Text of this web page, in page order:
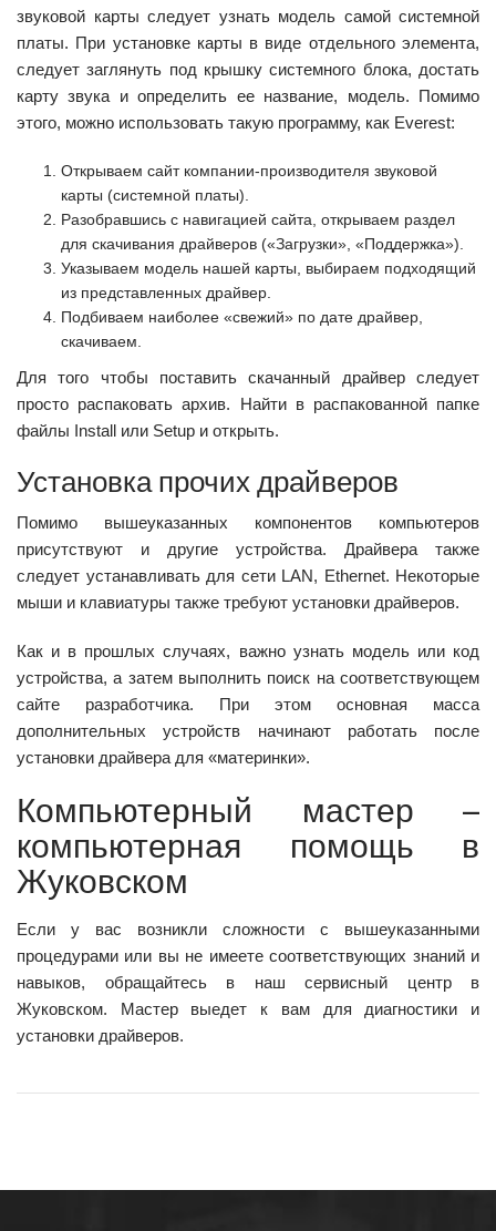
звуковой карты следует узнать модель самой системной
платы. При установке карты в виде отдельного элемента,
следует заглянуть под крышку системного блока, достать
карту звука и определить ее название, модель. Помимо
этого, можно использовать такую программу, как Everest:
Открываем сайт компании-производителя звуковой
карты (системной платы).
Разобравшись с навигацией сайта, открываем раздел
для скачивания драйверов («Загрузки», «Поддержка»).
Указываем модель нашей карты, выбираем подходящий
из представленных драйвер.
Подбиваем наиболее «свежий» по дате драйвер,
скачиваем.
Для того чтобы поставить скачанный драйвер следует
просто распаковать архив. Найти в распакованной папке
файлы Install или Setup и открыть.
Установка прочих драйверов
Помимо вышеуказанных компонентов компьютеров
присутствуют и другие устройства. Драйвера также
следует устанавливать для сети LAN, Ethernet. Некоторые
мыши и клавиатуры также требуют установки драйверов.
Как и в прошлых случаях, важно узнать модель или код
устройства, а затем выполнить поиск на соответствующем
сайте разработчика. При этом основная масса
дополнительных устройств начинают работать после
установки драйвера для «материнки».
Компьютерный мастер –
компьютерная помощь в
Жуковском
Если у вас возникли сложности с вышеуказанными
процедурами или вы не имеете соответствующих знаний и
навыков, обращайтесь в наш сервисный центр в
Жуковском. Мастер выедет к вам для диагностики и
установки драйверов.